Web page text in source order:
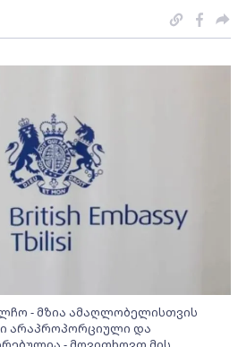
- მზია ამაღლობელისთვის
არაპროპორციული და